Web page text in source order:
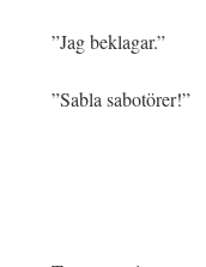
”Jag beklagar.”
”Sabla sabotörer!”